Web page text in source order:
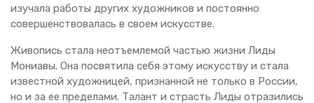
изучала работы других художников и постоянно
совершенствовалась в своем искусстве.
Живопись стала неотъемлемой частью жизни Лиды
Мониавы. Она посвятила себя этому искусству и стала
известной художницей, признанной не только в России,
но и за ее пределами. Талант и страсть Лиды отразились